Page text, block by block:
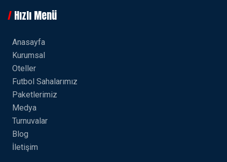
Hızlı Menü
Anasayfa
Kurumsal
Oteller
Futbol Sahalarımız
Paketlerimiz
Medya
Turnuvalar
Blog
İletişim